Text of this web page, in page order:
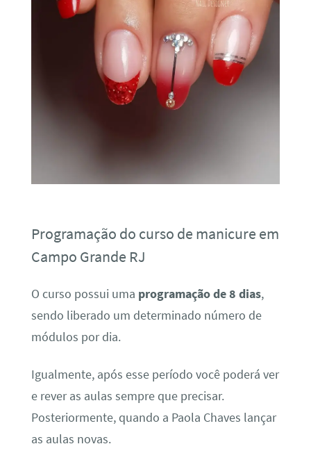
Programação do curso de manicure em
Campo Grande RJ
O curso possui uma programação de 8 dias,
sendo liberado um determinado número de
módulos por dia.
Igualmente, após esse período você poderá ver
e rever as aulas sempre que precisar.
Posteriormente, quando a Paola Chaves lançar
as aulas novas.